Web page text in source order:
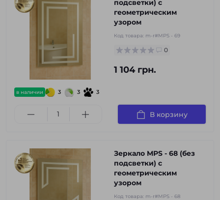
в наличии 3 3 3
подсветки) с
геометрическим
узором
Код товара: m-r#MPS - 69
0
1 104 грн.
В корзину
Зеркало MPS - 68 (без
подсветки) с
геометрическим
узором
Код товара: m-r#MPS - 68